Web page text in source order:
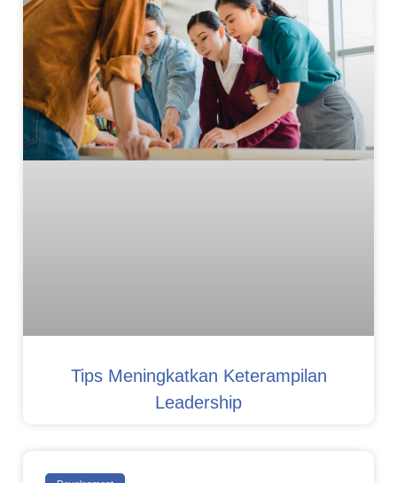
Tips Meningkatkan Keterampilan
Leadership